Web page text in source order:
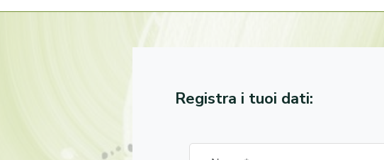
Registra i tuoi dati: